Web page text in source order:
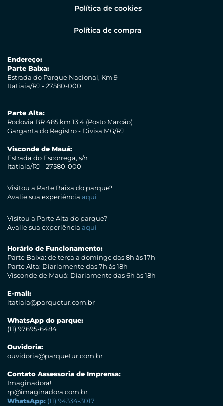
Política de cookies
Política de compra
Endereço:
Parte Baixa:
Estrada do Parque Nacional, Km 9
Itatiaia/RJ - 27580-000
Parte Alta:
Rodovia BR 485 km 13,4 (Posto Marcão)
Garganta do Registro - Divisa MG/RJ
Visconde de Mauá:
Estrada do Escorrega, s/n
Itatiaia/RJ - 27580-000
Visitou a Parte Baixa do parque?
Avalie sua experiência aqui
Visitou a Parte Alta do parque?
Avalie sua experiência aqui
Horário de Funcionamento:
Parte Baixa: de terça a domingo das 8h às 17h
Parte Alta: Diariamente das 7h às 18h
Visconde de Mauá: Diariamente das 6h às 18h
E-mail:
itatiaia@parquetur.com.br
WhatsApp do parque:
(11) 97695-6484
Ouvidoria:
ouvidoria@parquetur.com.br
Contato Assessoria de Imprensa:
Imaginadora!
rp@imaginadora.com.br
WhatsApp: (11) 94334-3017